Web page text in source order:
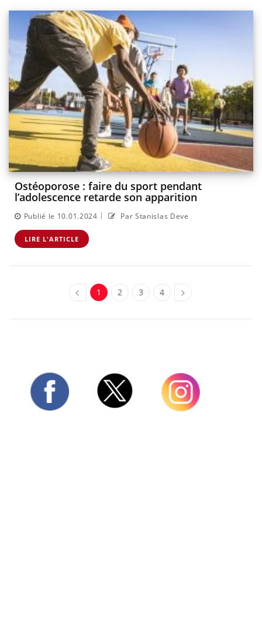
Ostéoporose : faire du sport pendant
l’adolescence retarde son apparition
Publié le 10.01.2024 | Par Stanislas Deve
LIRE L'ARTICLE
1 2 3 4